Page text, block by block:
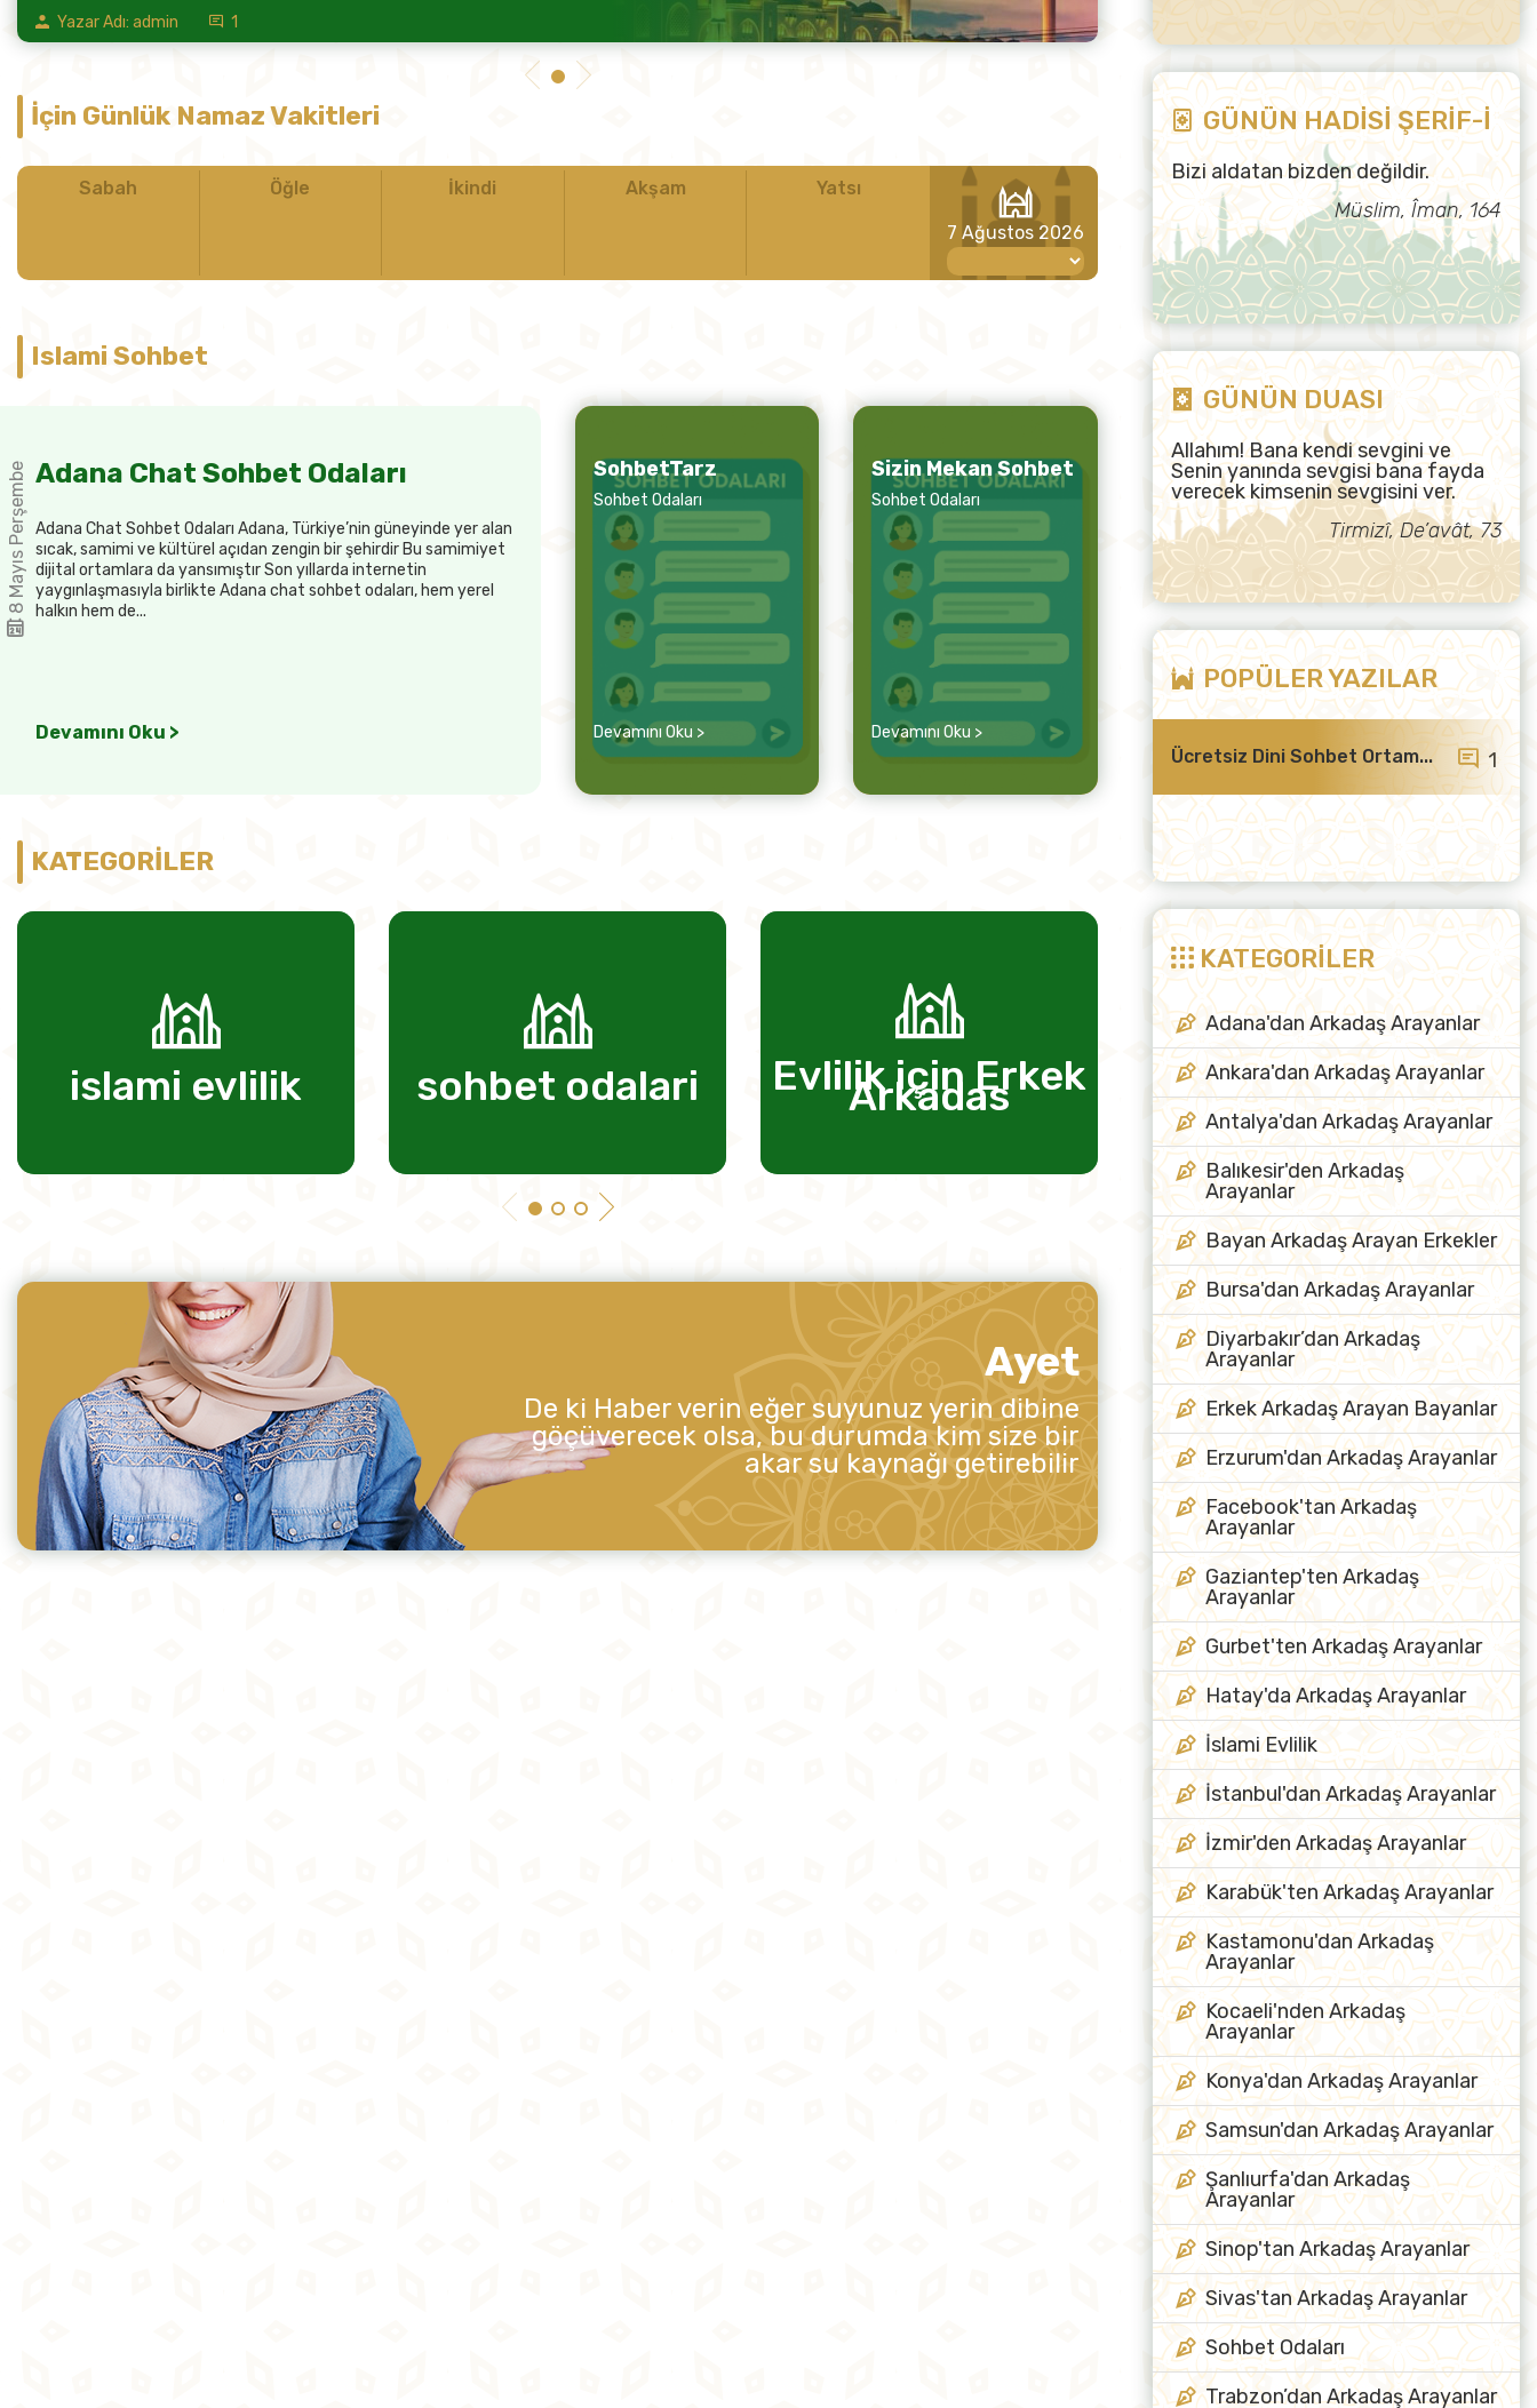
Yazar Adı: admin 1
İçin Günlük Namaz Vakitleri
Sabah Öğle İkindi Akşam Yatsı
7 Ağustos 2026
Islami Sohbet
8 Mayıs Perşembe Adana Chat Sohbet Odaları
Adana Chat Sohbet Odaları Adana, Türkiye’nin güneyinde yer alan
sıcak, samimi ve kültürel açıdan zengin bir şehirdir Bu samimiyet
dijital ortamlara da yansımıştır Son yıllarda internetin
yaygınlaşmasıyla birlikte Adana chat sohbet odaları, hem yerel
halkın hem de...
Devamını Oku >
SohbetTarz
Sohbet Odaları
Devamını Oku >
Sizin Mekan Sohbet
Sohbet Odaları
Devamını Oku >
KATEGORİLER
islami evlilik sohbet odalari Evlilik için Erkek
Arkadas evlilik için kadın
arkadaş
Ayet
De ki Haber verin eğer suyunuz yerin dibine
göçüverecek olsa, bu durumda kim size bir
akar su kaynağı getirebilir
GÜNÜN HADİSİ ŞERİF-İ
Bizi aldatan bizden değildir.
Müslim, Îman, 164
GÜNÜN DUASI
Allahım! Bana kendi sevgini ve
Senin yanında sevgisi bana fayda
verecek kimsenin sevgisini ver.
Tirmizî, De’avât, 73
POPÜLER YAZILAR
Ücretsiz Dini Sohbet Ortam... 1
KATEGORİLER
Adana'dan Arkadaş Arayanlar
Ankara'dan Arkadaş Arayanlar
Antalya'dan Arkadaş Arayanlar
Balıkesir'den Arkadaş
Arayanlar
Bayan Arkadaş Arayan Erkekler
Bursa'dan Arkadaş Arayanlar
Diyarbakır’dan Arkadaş
Arayanlar
Erkek Arkadaş Arayan Bayanlar
Erzurum'dan Arkadaş Arayanlar
Facebook'tan Arkadaş
Arayanlar
Gaziantep'ten Arkadaş
Arayanlar
Gurbet'ten Arkadaş Arayanlar
Hatay'da Arkadaş Arayanlar
İslami Evlilik
İstanbul'dan Arkadaş Arayanlar
İzmir'den Arkadaş Arayanlar
Karabük'ten Arkadaş Arayanlar
Kastamonu'dan Arkadaş
Arayanlar
Kocaeli'nden Arkadaş
Arayanlar
Konya'dan Arkadaş Arayanlar
Samsun'dan Arkadaş Arayanlar
Şanlıurfa'dan Arkadaş
Arayanlar
Sinop'tan Arkadaş Arayanlar
Sivas'tan Arkadaş Arayanlar
Sohbet Odaları
Trabzon’dan Arkadaş Arayanlar